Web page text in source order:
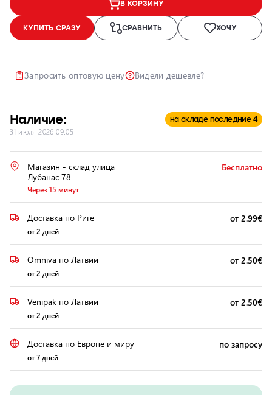
В КОРЗИНУ
КУПИТЬ СРАЗУ СРАВНИТЬ ХОЧУ
Запросить оптовую цену Видели дешевле?
Наличие: на складе последние 4
31 июля 2026 09:05
Магазин - склад улица
Лубанас 78
Через 15 минут
Бесплатно
Доставка по Риге
от 2 дней
от 2.99€
Omniva по Латвии
от 2 дней
от 2.50€
Venipak по Латвии
от 2 дней
от 2.50€
Доставка по Европе и миру
от 7 дней
по запросу
Ремонт и
восстановление
Полировка
дополнительного
оборудования